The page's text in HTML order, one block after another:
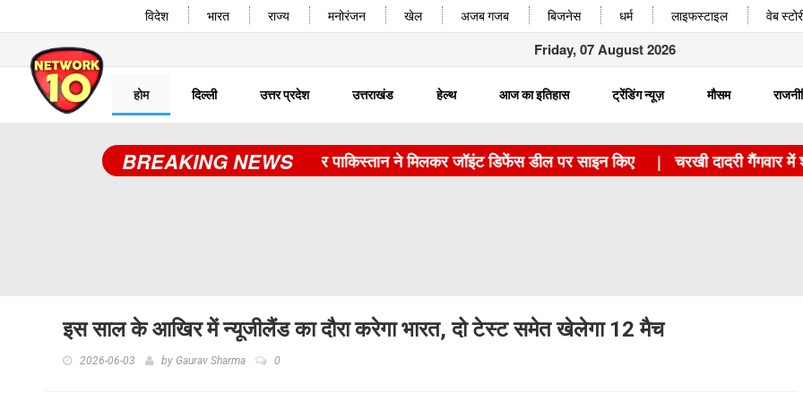
विदेश भारत राज्य मनोरंजन खेल अजब गजब बिजनेस धर्म लाइफस्टाइल वेब
Friday, 07 August 2026
होम दिल्ली उत्तर प्रदेश उत्तराखंड हेल्थ आज का इतिहास ट्रेंडिंग न्यूज़ मौसम
BREAKING NEWS
तुर्किए, सऊदी अरब और पाकिस्तान ने मिलकर जॉइंट डिफेंस डील पर साइन किए | चरखी दादरी गैंगवार में
इस साल के आखिर में न्यूजीलैंड का दौरा करेगा भारत, दो टेस्ट समेत खेलेगा 12 मैच
2026-06-03 by Gaurav Sharma 0